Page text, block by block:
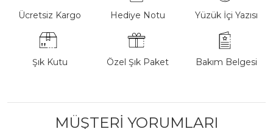
Ücretsiz Kargo Hediye Notu Yüzük İçi Yazısı
Şık Kutu Özel Şık Paket Bakım Belgesi
MÜŞTERI YORUMLARI